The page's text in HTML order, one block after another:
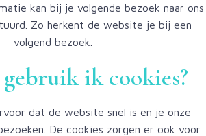
kan bij je volgende bezoek naar ons
Zo herkent de website je bij een
volgend bezoek.
ik cookies?
dat de website snel is en je onze
De cookies zorgen er ook voor